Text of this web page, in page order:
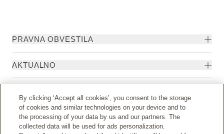
PRAVNA OBVESTILA
AKTUALNO
By clicking ‘Accept all cookies’, you consent to the storage
of cookies and similar technologies on your device and to
the processing of your data by us and our partners. The
collected data will be used for ads personalization.